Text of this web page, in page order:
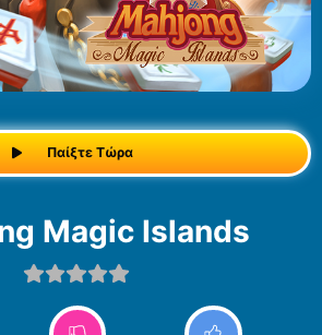
Παίξτε Τώρα
Magic Islands